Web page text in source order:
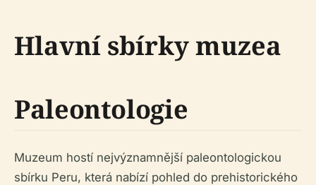
Hlavní sbírky muzea
Paleontologie
Muzeum hostí nejvýznamnější paleontologickou
sbírku Peru, která nabízí pohled do prehistorického